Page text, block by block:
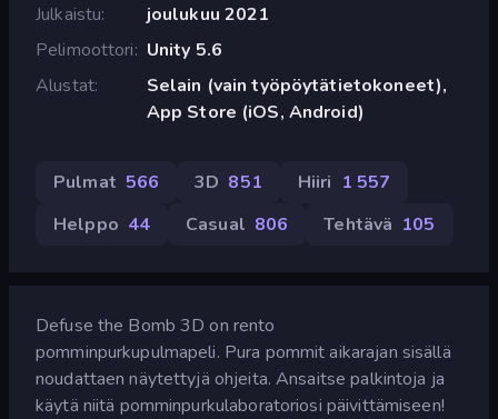
Julkaistu
joulukuu 2021
Pelimoottori
Unity 5.6
Alustat
Selain (vain työpöytätietokoneet),
App Store (iOS, Android)
Pulmat 566 3D 851 Hiiri 1 557
Helppo 44 Casual 806 Tehtävä 105
Defuse the Bomb 3D on rento
pomminpurkupulmapeli. Pura pommit aikarajan sisällä
noudattaen näytettyjä ohjeita. Ansaitse palkintoja ja
käytä niitä pomminpurkulaboratoriosi päivittämiseen!